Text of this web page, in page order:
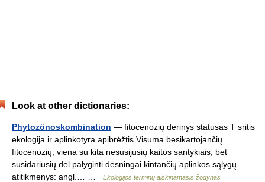
Look at other dictionaries:
Phytozönoskombination — fitocenozių derinys statusas T sritis
ekologija ir aplinkotyra apibrėžtis Visuma besikartojančių
fitocenozių, viena su kita nesusijusių kaitos santykiais, bet
susidariusių dėl palyginti dėsningai kintančių aplinkos sąlygų.
atitikmenys: angl.… …
Ekologijos terminų aiškinamasis žodynas